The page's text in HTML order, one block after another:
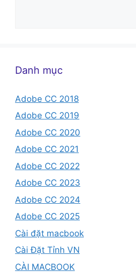
Danh mục
Adobe CC 2018
Adobe CC 2019
Adobe CC 2020
Adobe CC 2021
Adobe CC 2022
Adobe CC 2023
Adobe CC 2024
Adobe CC 2025
Cài đặt macbook
Cài Đặt Tỉnh VN
CÀI MACBOOK